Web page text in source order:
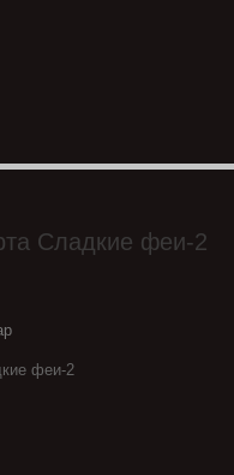
Сладкие феи-2
феи-2